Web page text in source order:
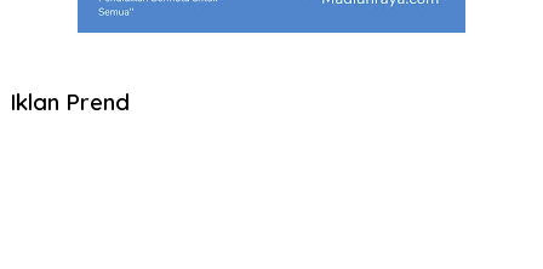
Iklan Prend